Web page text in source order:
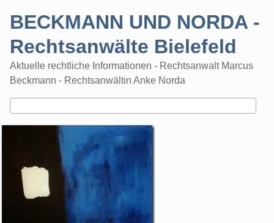
BECKMANN UND NORDA -
Rechtsanwälte Bielefeld
Aktuelle rechtliche Informationen - Rechtsanwalt Marcus
Beckmann - Rechtsanwältin Anke Norda